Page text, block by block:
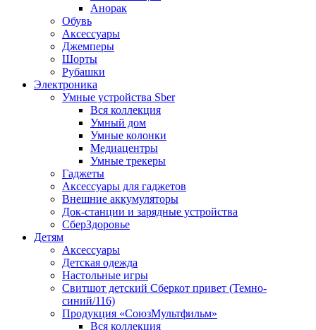
Анорак
Обувь
Аксессуары
Джемперы
Шорты
Рубашки
Электроника
Умные устройства Sber
Вся коллекция
Умный дом
Умные колонки
Медиацентры
Умные трекеры
Гаджеты
Аксессуары для гаджетов
Внешние аккумуляторы
Док-станции и зарядные устройства
СберЗдоровье
Детям
Аксессуары
Детская одежда
Настольные игры
Свитшот детский Сберкот привет (Темно-
синий/116)
Продукция «СоюзМультфильм»
Вся коллекция